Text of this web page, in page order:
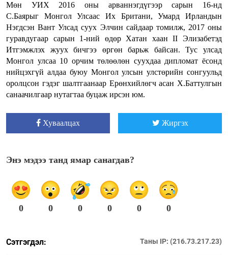
Мөн УИХ 2016 оны арваннэгдүгээр сарын 16-нд
С.Баярыг Монгол Улсаас Их Британи, Умард Ирландын
Нэгдсэн Вант Улсад суух Элчин сайдаар томилж, 2017 оны
гуравдугаар сарын 1-ний өдөр Хатан xаан II Элизабетэд
Итгэмжлэх жуух бичгээ өргөн барьж байсан. Тус улсад
Монгол улсаа 10 орчим төлөөлөн суухдаа дипломат ёсонд
нийцэхгүй алдаа буюу Монгол улсын улстөрийн сонгуульд
оролцсон гэдэг шалтгаанаар Ерөнхийлөгч асан Х.Баттулгын
санаачилгаар нутагтаа буцаж ирсэн юм.
Хуваалцах Жиргэх
Энэ мэдээ танд ямар санагдав?
0 0 0 0 0 0
Сэтгэгдэл: Таны IP: (216.73.217.23)